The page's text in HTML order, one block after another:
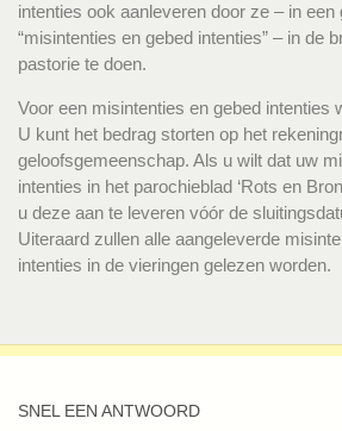
intenties ook aanleveren door ze – in een
“misintenties en gebed intenties” – in de
pastorie te doen.
Voor een misintenties en gebed intenties
U kunt het bedrag storten op het
geloofsgemeenschap. Als u wilt dat uw
intenties in het parochieblad ‘Rots en
u deze aan te leveren vóór de
Uiteraard zullen alle aangeleverde
intenties in de vieringen gelezen worden.
SNEL EEN ANTWOORD